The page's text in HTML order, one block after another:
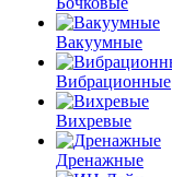
Вакуумные
Вибрационные
Вихревые
Дренажные